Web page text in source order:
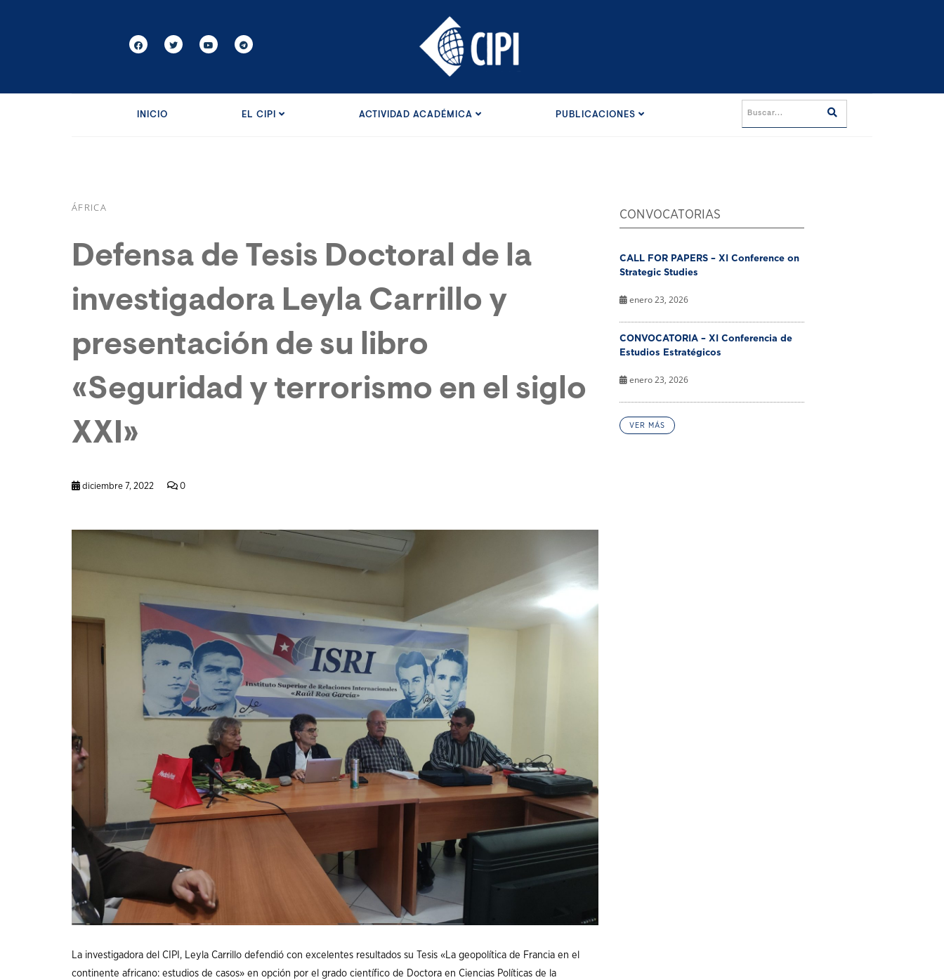
INICIO EL CIPI ACTIVIDAD ACADÉMICA PUBLICACIONES
ÁFRICA
Defensa de Tesis Doctoral de la
investigadora Leyla Carrillo y
presentación de su libro
«Seguridad y terrorismo en el siglo
XXI»
diciembre 7, 2022 0
La investigadora del CIPI, Leyla Carrillo defendió con excelentes resultados su Tesis «La geopolítica de Francia en el
continente africano: estudios de casos» en opción por el grado científico de Doctora en Ciencias Políticas de la
CONVOCATORIAS
CALL FOR PAPERS – XI Conference on
Strategic Studies
enero 23, 2026
CONVOCATORIA – XI Conferencia de
Estudios Estratégicos
enero 23, 2026
VER MÁS